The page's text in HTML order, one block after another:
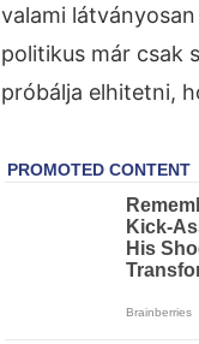
valami
politikus már csak
próbálja elhitetni,